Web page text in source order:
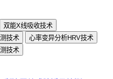
双能X线吸收技术
技术
心率变异分析HRV技术
技术